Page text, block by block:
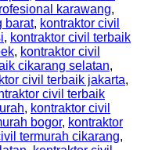
karawang,
barat, kontraktor civil
, kontraktor civil terbaik
, kontraktor civil
cikarang selatan,
civil terbaik jakarta,
civil terbaik
, kontraktor civil
bogor, kontraktor
termurah cikarang,